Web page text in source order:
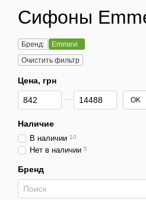
Сифоны
Бренд:
Emmevi
Очистить фильтр
Цена, грн
От Цена, грн
До Цена, грн OK
Наличие
В наличии 10
Нет в наличии 5
Бренд